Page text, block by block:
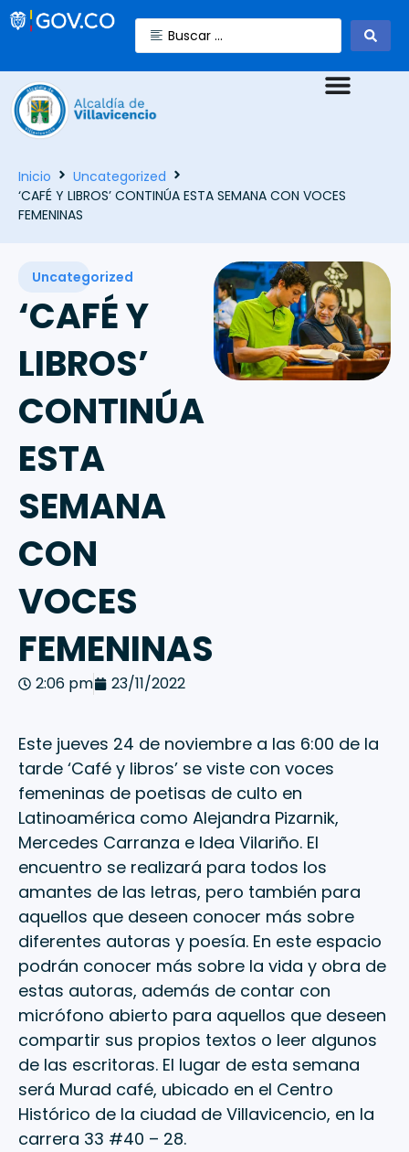
Inicio
Uncategorized
‘CAFÉ Y LIBROS’ CONTINÚA ESTA SEMANA CON VOCES
FEMENINAS
Uncategorized
‘CAFÉ Y
LIBROS’
CONTINÚA
ESTA
SEMANA
CON
VOCES
FEMENINAS
2:06 pm 23/11/2022
Este jueves 24 de noviembre a las 6:00 de la
tarde ‘Café y libros’ se viste con voces
femeninas de poetisas de culto en
Latinoamérica como Alejandra Pizarnik,
Mercedes Carranza e Idea Vilariño. El
encuentro se realizará para todos los
amantes de las letras, pero también para
aquellos que deseen conocer más sobre
diferentes autoras y poesía. En este espacio
podrán conocer más sobre la vida y obra de
estas autoras, además de contar con
micrófono abierto para aquellos que deseen
compartir sus propios textos o leer algunos
de las escritoras. El lugar de esta semana
será Murad café, ubicado en el Centro
Histórico de la ciudad de Villavicencio, en la
carrera 33 #40 – 28.